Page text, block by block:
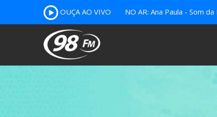
OUÇA AO VIVO NO AR: Ana Paula - Som da